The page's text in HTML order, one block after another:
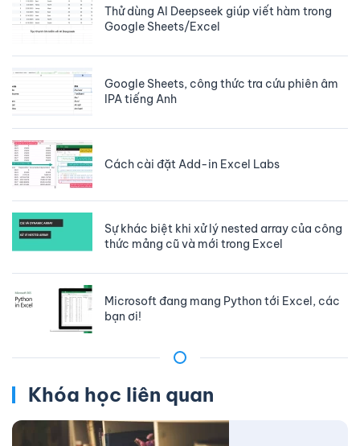
Thử dùng AI Deepseek giúp viết hàm trong
Google Sheets/Excel
Google Sheets, công thức tra cứu phiên âm
IPA tiếng Anh
Cách cài đặt Add-in Excel Labs
Sự khác biệt khi xử lý nested array của công
thức mảng cũ và mới trong Excel
Microsoft đang mang Python tới Excel, các
bạn ơi!
Khóa học liên quan